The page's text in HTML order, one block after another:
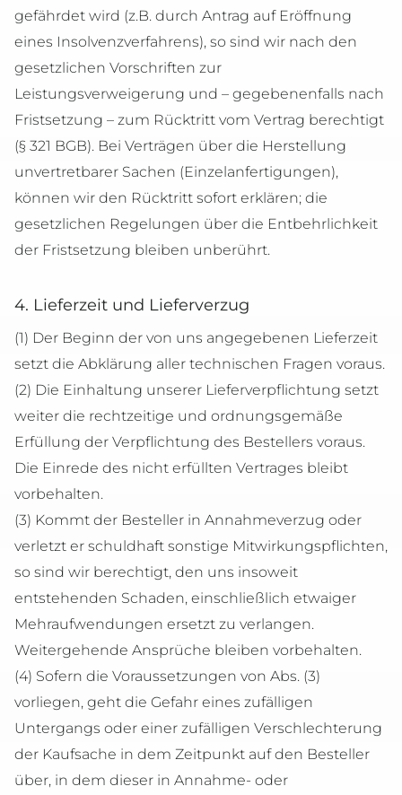
gefährdet wird (z.B. durch Antrag auf Eröffnung
eines Insolvenzverfahrens), so sind wir nach den
gesetzlichen Vorschriften zur
Leistungsverweigerung und – gegebenenfalls nach
Fristsetzung – zum Rücktritt vom Vertrag berechtigt
(§ 321 BGB). Bei Verträgen über die Herstellung
unvertretbarer Sachen (Einzelanfertigungen),
können wir den Rücktritt sofort erklären; die
gesetzlichen Regelungen über die Entbehrlichkeit
der Fristsetzung bleiben unberührt.
4. Lieferzeit und Lieferverzug
(1) Der Beginn der von uns angegebenen Lieferzeit
setzt die Abklärung aller technischen Fragen voraus.
(2) Die Einhaltung unserer Lieferverpflichtung setzt
weiter die rechtzeitige und ordnungsgemäße
Erfüllung der Verpflichtung des Bestellers voraus.
Die Einrede des nicht erfüllten Vertrages bleibt
vorbehalten.
(3) Kommt der Besteller in Annahmeverzug oder
verletzt er schuldhaft sonstige Mitwirkungspflichten,
so sind wir berechtigt, den uns insoweit
entstehenden Schaden, einschließlich etwaiger
Mehraufwendungen ersetzt zu verlangen.
Weitergehende Ansprüche bleiben vorbehalten.
(4) Sofern die Voraussetzungen von Abs. (3)
vorliegen, geht die Gefahr eines zufälligen
Untergangs oder einer zufälligen Verschlechterung
der Kaufsache in dem Zeitpunkt auf den Besteller
über, in dem dieser in Annahme- oder